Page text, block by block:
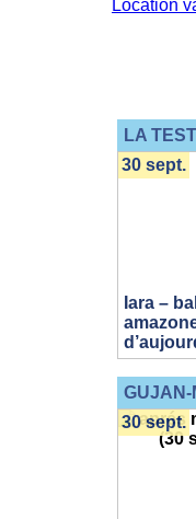
LA
Iara –
30 sept.
GUJAN-
30 sept.